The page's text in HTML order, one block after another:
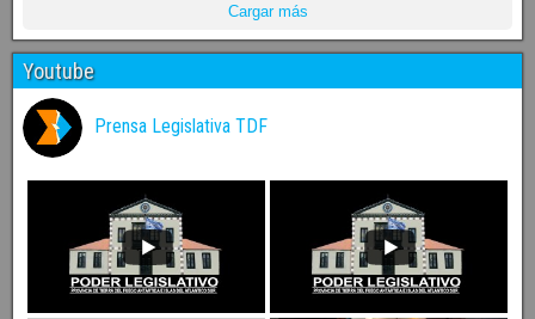
Cargar más
Youtube
Prensa Legislativa TDF